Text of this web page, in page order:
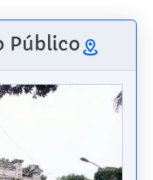
Público